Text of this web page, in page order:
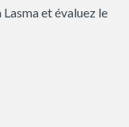
et évaluez le